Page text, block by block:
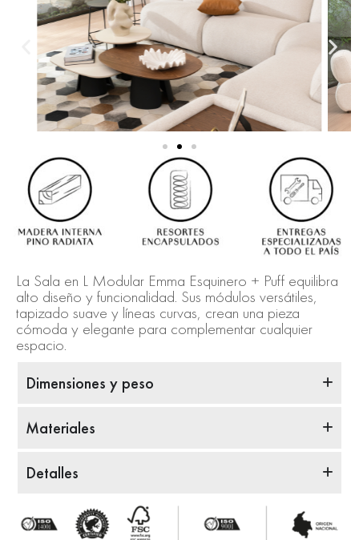
La Sala en L Modular Emma Esquinero + Puff equilibra
alto diseño y funcionalidad. Sus módulos versátiles,
tapizado suave y líneas curvas, crean una pieza
cómoda y elegante para complementar cualquier
espacio.
Dimensiones y peso
Materiales
Detalles